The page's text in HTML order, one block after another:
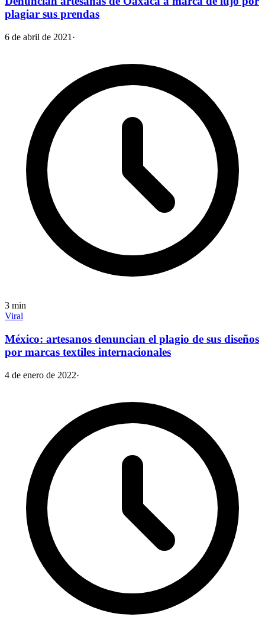
plagiar sus prendas
6 de abril de 2021 ·
3 min
Viral
México: artesanos denuncian el plagio de sus diseños
por marcas textiles internacionales
4 de enero de 2022·